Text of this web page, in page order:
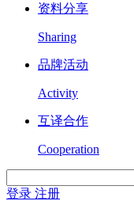
资料分享
Sharing
品牌活动
Activity
互译合作
Cooperation
登录 注册